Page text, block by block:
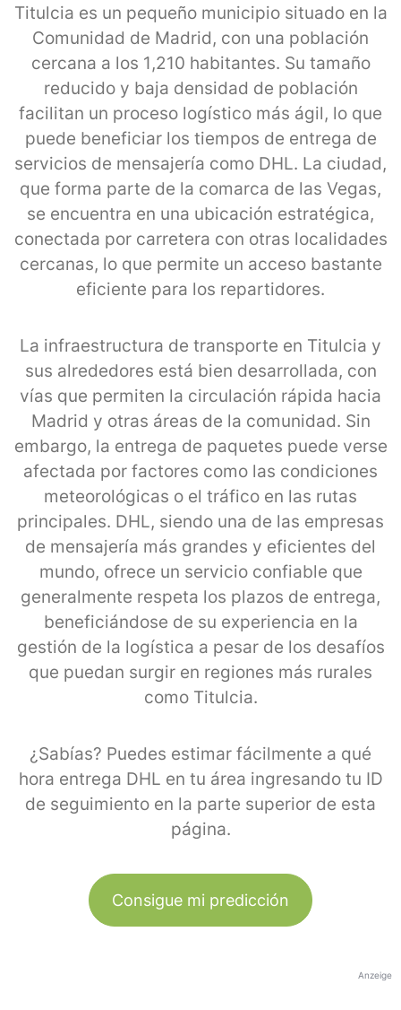
Titulcia es un pequeño municipio situado en la
Comunidad de Madrid, con una población
cercana a los 1,210 habitantes. Su tamaño
reducido y baja densidad de población
facilitan un proceso logístico más ágil, lo que
puede beneficiar los tiempos de entrega de
servicios de mensajería como DHL. La ciudad,
que forma parte de la comarca de las Vegas,
se encuentra en una ubicación estratégica,
conectada por carretera con otras localidades
cercanas, lo que permite un acceso bastante
eficiente para los repartidores.
La infraestructura de transporte en Titulcia y
sus alrededores está bien desarrollada, con
vías que permiten la circulación rápida hacia
Madrid y otras áreas de la comunidad. Sin
embargo, la entrega de paquetes puede verse
afectada por factores como las condiciones
meteorológicas o el tráfico en las rutas
principales. DHL, siendo una de las empresas
de mensajería más grandes y eficientes del
mundo, ofrece un servicio confiable que
generalmente respeta los plazos de entrega,
beneficiándose de su experiencia en la
gestión de la logística a pesar de los desafíos
que puedan surgir en regiones más rurales
como Titulcia.
¿Sabías? Puedes estimar fácilmente a qué
hora entrega DHL en tu área ingresando tu ID
de seguimiento en la parte superior de esta
página.
Consigue mi predicción
Anzeige